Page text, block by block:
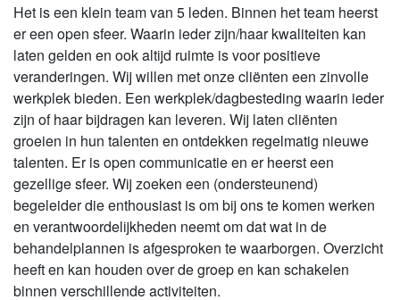
Het is een klein team van 5 leden. Binnen het team heerst
er een open sfeer. Waarin ieder zijn/haar kwaliteiten kan
laten gelden en ook altijd ruimte is voor positieve
veranderingen. Wij willen met onze cliënten een zinvolle
werkplek bieden. Een werkplek/dagbesteding waarin ieder
zijn of haar bijdragen kan leveren. Wij laten cliënten
groeien in hun talenten en ontdekken regelmatig nieuwe
talenten. Er is open communicatie en er heerst een
gezellige sfeer. Wij zoeken een (ondersteunend)
begeleider die enthousiast is om bij ons te komen werken
en verantwoordelijkheden neemt om dat wat in de
behandelplannen is afgesproken te waarborgen. Overzicht
heeft en kan houden over de groep en kan schakelen
binnen verschillende activiteiten.